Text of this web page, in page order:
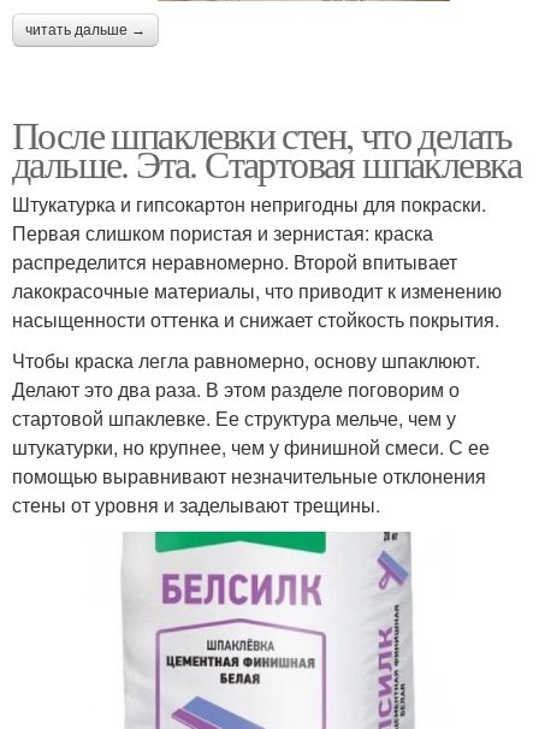
читать дальше →
После шпаклевки стен, что делать
дальше. Эта. Стартовая шпаклевка
Штукатурка и гипсокартон непригодны для покраски.
Первая слишком пористая и зернистая: краска
распределится неравномерно. Второй впитывает
лакокрасочные материалы, что приводит к изменению
насыщенности оттенка и снижает стойкость покрытия.
Чтобы краска легла равномерно, основу шпаклюют.
Делают это два раза. В этом разделе поговорим о
стартовой шпаклевке. Ее структура мельче, чем у
штукатурки, но крупнее, чем у финишной смеси. С ее
помощью выравнивают незначительные отклонения
стены от уровня и заделывают трещины.